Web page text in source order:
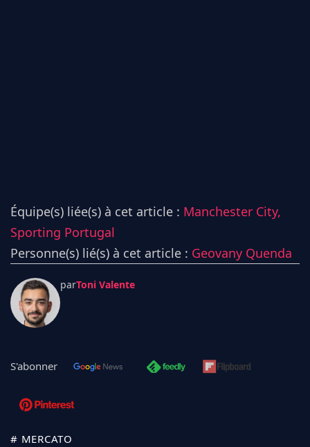
Équipe(s) liée(s) à cet article : Manchester City,
Sporting Portugal
Personne(s) lié(s) à cet article : Geovany Quenda
parToni Valente
S'abonner
# MERCATO